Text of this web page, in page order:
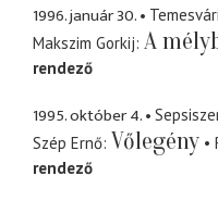
1996. január 30.
Makszim Gorkij A
rendező
1995. október 4.
Szép Ernő Vőlegény
rendező